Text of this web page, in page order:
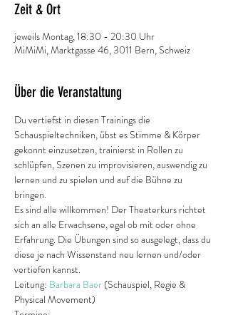
Zeit & Ort
jeweils Montag, 18:30 - 20:30 Uhr
MiMiMi, Marktgasse 46, 3011 Bern, Schweiz
Über die Veranstaltung
Du vertiefst in diesen Trainings die
Schauspieltechniken, übst es Stimme & Körper
gekonnt einzusetzen, trainierst in Rollen zu
schlüpfen, Szenen zu improvisieren, auswendig zu
lernen und zu spielen und auf die Bühne zu
bringen.
Es sind alle willkommen! Der Theaterkurs richtet
sich an alle Erwachsene, egal ob mit oder ohne
Erfahrung. Die Übungen sind so ausgelegt, dass du
diese je nach Wissenstand neu lernen und/oder
vertiefen kannst.
Leitung: Barbara Baer (Schauspiel, Regie &
Physical Movement)